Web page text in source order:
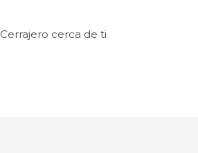
Cerrajero cerca de ti